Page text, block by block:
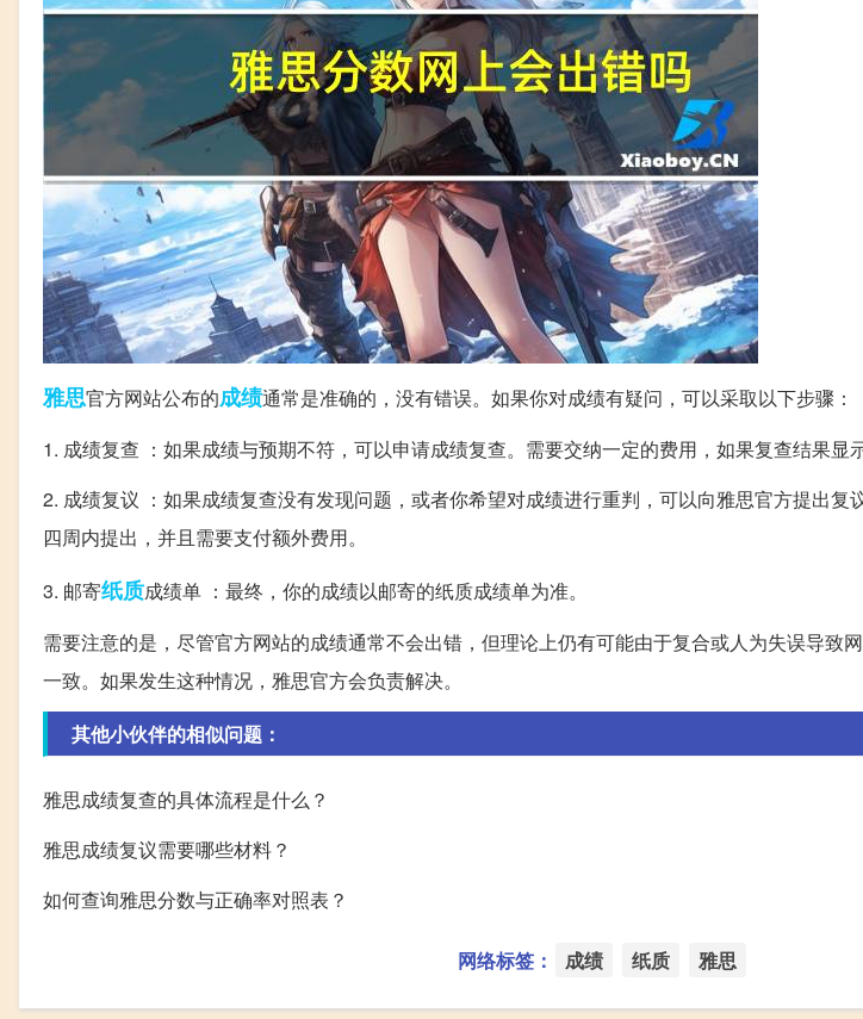
雅思官方网站公布的成绩通常是准确的，没有错误。如果你对成绩有疑问，可以采取以下步骤：
1. 成绩复查 ：如果成绩与预期不符，可以申请成绩复查。需要交纳一定的费用，如果复查结果显
2. 成绩复议 ：如果成绩复查没有发现问题，或者你希望对成绩进行重判，可以向雅思官方提出复
四周内提出，并且需要支付额外费用。
3. 邮寄纸质成绩单 ：最终，你的成绩以邮寄的纸质成绩单为准。
需要注意的是，尽管官方网站的成绩通常不会出错，但理论上仍有可能由于复合或人为失误导致
一致。如果发生这种情况，雅思官方会负责解决。
其他小伙伴的相似问题：
雅思成绩复查的具体流程是什么？
雅思成绩复议需要哪些材料？
如何查询雅思分数与正确率对照表？
网络标签： 成绩 纸质 雅思